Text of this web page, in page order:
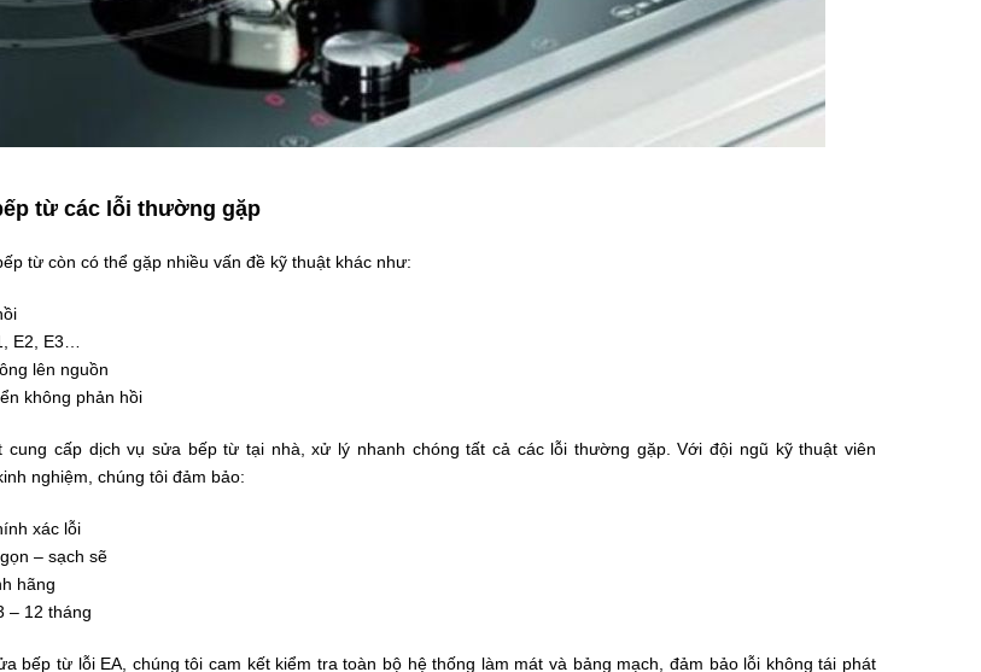
từ các lỗi thường gặp
từ còn có thể gặp nhiều vấn đề kỹ thuật khác như:
E2, E3…
lên nguồn
không phản hồi
cấp dịch vụ sửa bếp từ tại nhà, xử lý nhanh chóng tất cả các lỗi thường gặp. Với đội ngũ kỹ thuật viên
nghiệm, chúng tôi đảm bảo:
xác lỗi
– sạch sẽ
hãng
– 12 tháng
bếp từ lỗi EA , chúng tôi cam kết kiểm tra toàn bộ hệ thống làm mát và bảng mạch, đảm bảo lỗi không tái phát